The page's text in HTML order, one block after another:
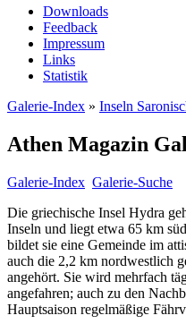
Downloads
Feedback
Impressum
Links
Statistik
Galerie-Index » Inseln
Athen Magazin
Galerie-Index Galerie-Suche
Die griechische Insel Hydra
Inseln und liegt etwa 65 km
bildet sie eine Gemeinde im
auch die 2,2 km nordwestlich
angehört. Sie wird mehrfach
angefahren; auch zu den
Hauptsaison regelmäßige